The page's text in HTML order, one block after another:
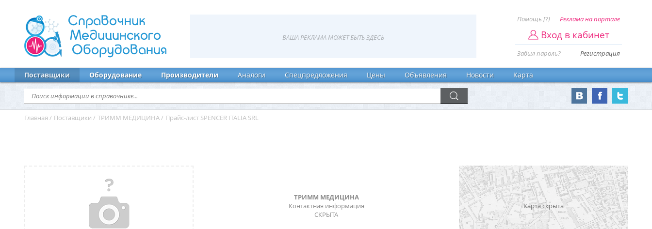
Справочник
Медицинского
Оборудования
Помощь [?] Реклама на портале
Вход в кабинет
Забыл пароль? Регистрация
Поставщики Оборудование Производители Аналоги Спецпредложения Цены Объявления Новости Карта
Главная / Поставщики / ТРИММ МЕДИЦИНА / Прайс-лист SPENCER ITALIA SRL
ТРИММ МЕДИЦИНА
Контактная информация
СКРЫТА
Карта скрыта